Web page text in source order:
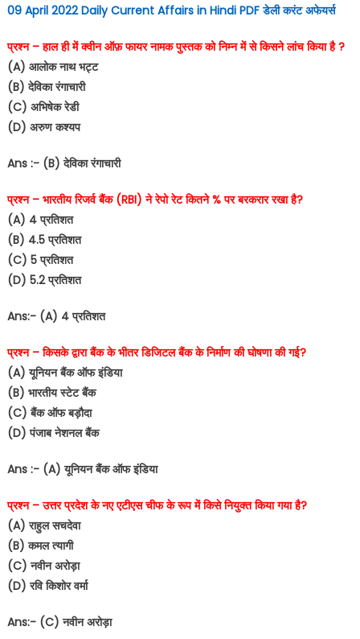
09 April 2022 Daily Current Affairs in Hindi PDFडेली करंट अफेयर्स
प्रश्न – हाल ही में क्वीन ऑफ़ फायर नामक पुस्तक को निम्न में से किसने लांच किया है ?
(A) आलोक नाथ भट्ट
(B) देविका रंगाचारी
(C) अभिषेक रेडी
(D) अरुण कश्यप
Ans :- (B) देविका रंगाचारी
प्रश्न – भारतीय रिजर्व बैंक (RBI) ने रेपो रेट कितने % पर बरकरार रखा है?
(A) 4 प्रतिशत
(B) 4.5 प्रतिशत
(C) 5 प्रतिशत
(D) 5.2 प्रतिशत
Ans:- (A) 4 प्रतिशत
प्रश्न – किसके द्वारा बैंक के भीतर डिजिटल बैंक के निर्माण की घोषणा की गई?
(A) यूनियन बैंक ऑफ इंडिया
(B) भारतीय स्टेट बैंक
(C) बैंक ऑफ बड़ौदा
(D) पंजाब नेशनल बैंक
Ans :- (A) यूनियन बैंक ऑफ इंडिया
प्रश्न – उत्तर प्रदेश के नए एटीएस चीफ के रूप में किसे नियुक्त किया गया है?
(A) राहुल सचदेवा
(B) कमल त्यागी
(C) नवीन अरोड़ा
(D) रवि किशोर वर्मा
Ans:- (C) नवीन अरोड़ा